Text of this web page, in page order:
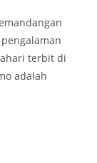
terbit di
adalah